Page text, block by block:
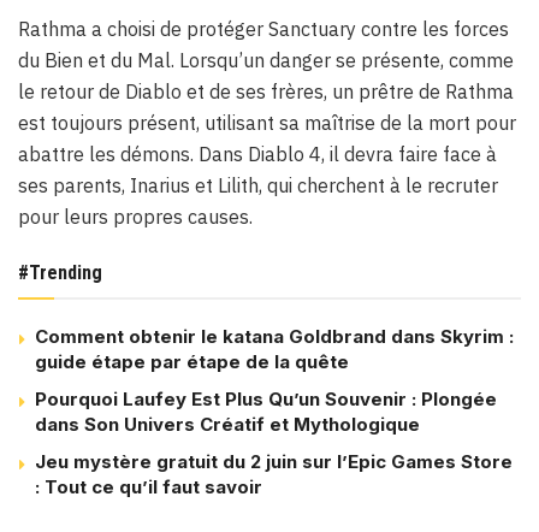
Rathma a choisi de protéger Sanctuary contre les forces
du Bien et du Mal. Lorsqu’un danger se présente, comme
le retour de Diablo et de ses frères, un prêtre de Rathma
est toujours présent, utilisant sa maîtrise de la mort pour
abattre les démons. Dans Diablo 4, il devra faire face à
ses parents, Inarius et Lilith, qui cherchent à le recruter
pour leurs propres causes.
#Trending
Comment obtenir le katana Goldbrand dans Skyrim :
guide étape par étape de la quête
Pourquoi Laufey Est Plus Qu’un Souvenir : Plongée
dans Son Univers Créatif et Mythologique
Jeu mystère gratuit du 2 juin sur l’Epic Games Store
: Tout ce qu’il faut savoir